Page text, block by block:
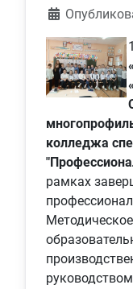
Информация
колледжа
рамках